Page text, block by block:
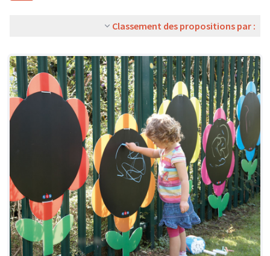
Classement des propositions par :